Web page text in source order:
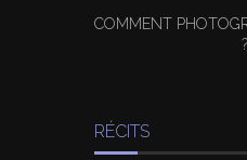
COMMENT
?
RÉCITS